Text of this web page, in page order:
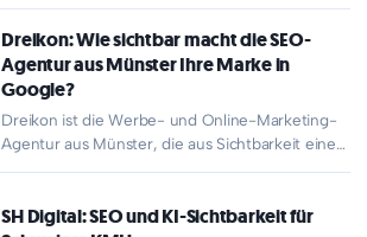
Dreikon: Wie sichtbar macht die SEO-
Agentur aus Münster Ihre Marke in
Google?
Dreikon ist die Werbe- und Online-Marketing-
Agentur aus Münster, die aus Sichtbarkeit einen
SH Digital: SEO und KI-Sichtbarkeit für